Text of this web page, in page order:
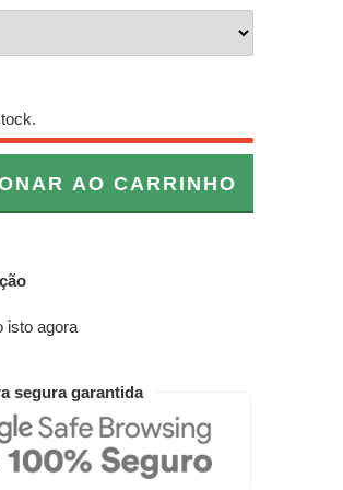
AO CARRINHO
isto agora
segura garantida